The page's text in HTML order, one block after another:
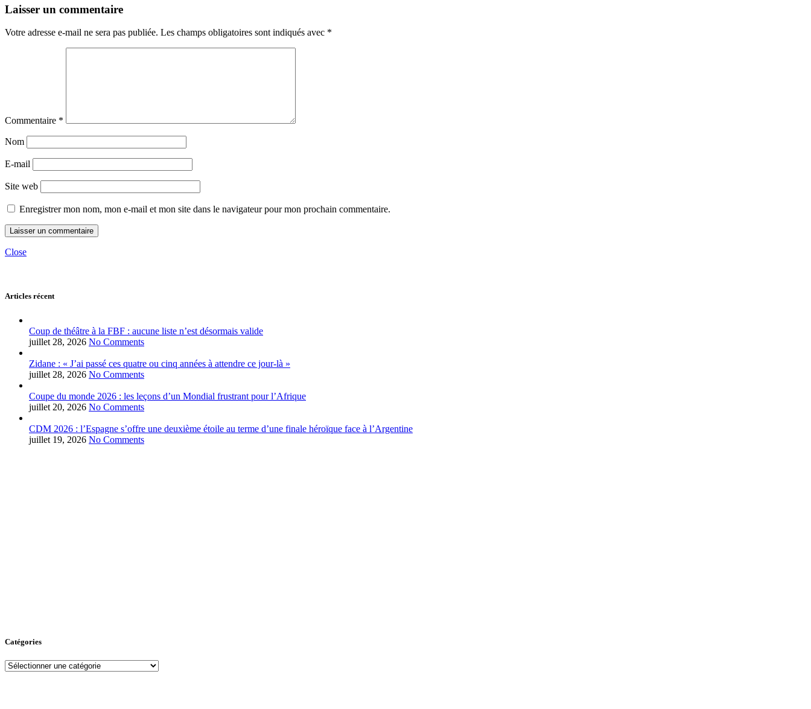
Laisser un commentaire
Votre adresse e-mail ne sera pas publiée. Les champs obligatoires sont indiqués avec *
Commentaire *
Nom
E-mail
Site web
Enregistrer mon nom, mon e-mail et mon site dans le navigateur pour mon prochain commentaire.
Close
Articles récent
Coup de théâtre à la FBF : aucune liste n’est désormais valide
juillet 28, 2026 No Comments
Zidane : « J’ai passé ces quatre ou cinq années à attendre ce jour-là »
juillet 28, 2026 No Comments
Coupe du monde 2026 : les leçons d’un Mondial frustrant pour l’Afrique
juillet 20, 2026 No Comments
CDM 2026 : l’Espagne s’offre une deuxième étoile au terme d’une finale héroïque face à l’Argentine
juillet 19, 2026 No Comments
Catégories